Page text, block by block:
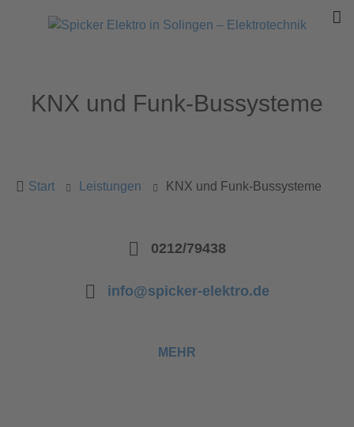
KNX und Funk-Bussysteme
Start Leistungen KNX und Funk-Bussysteme
0212/79438
info@spicker-elektro.de
MEHR